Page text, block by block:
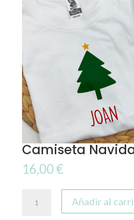
Camiseta
16,00€
Navidad
Añadir al